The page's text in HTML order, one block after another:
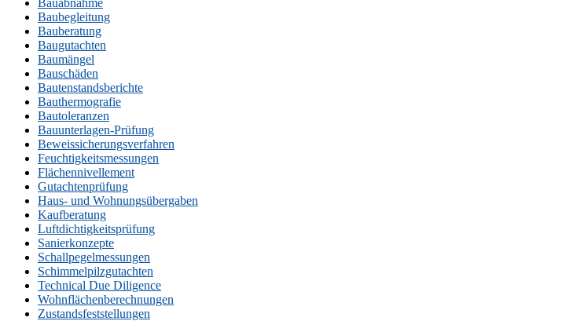
Baubegleitung
Bauberatung
Baugutachten
Baumängel
Bauschäden
Bautenstandsberichte
Bauthermografie
Bautoleranzen
Bauunterlagen-Prüfung
Beweissicherungsverfahren
Feuchtigkeitsmessungen
Flächennivellement
Gutachtenprüfung
Haus- und Wohnungsübergaben
Kaufberatung
Luftdichtigkeitsprüfung
Sanierkonzepte
Schallpegelmessungen
Schimmelpilzgutachten
Technical Due Diligence
Wohnflächenberechnungen
Zustandsfeststellungen